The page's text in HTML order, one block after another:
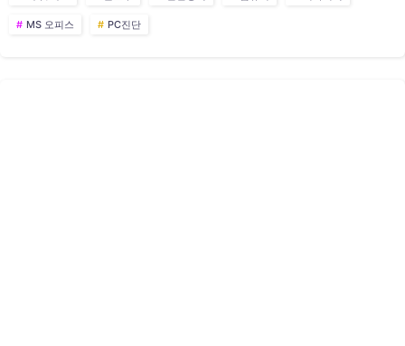
MS 오피스 PC진단